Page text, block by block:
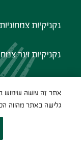
נקניקיות צמחוניות
נקניקיות וינר
Social networks
Legal
הצהרת נגישות
אתר זה עושה שימוש
גלישה באתר מהווה